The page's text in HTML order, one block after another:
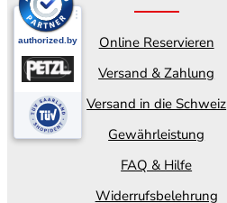
Online Reservieren
Versand & Zahlung
Versand in die Schweiz
Gewährleistung
FAQ & Hilfe
Widerrufsbelehrung